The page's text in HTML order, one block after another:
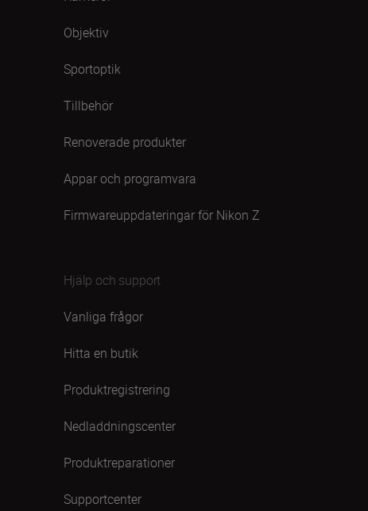
Objektiv
Sportoptik
Tillbehör
Renoverade produkter
Appar och programvara
Firmwareuppdateringar för Nikon Z
Hjälp och support
Vanliga frågor
Hitta en butik
Produktregistrering
Nedladdningscenter
Produktreparationer
Supportcenter